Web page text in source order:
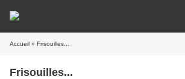
Accueil » Frisouilles...
Frisouilles...